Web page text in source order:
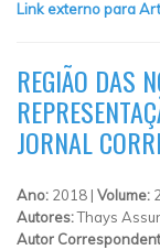
Link externo para
REGIÃO DAS
JORNAL
Ano: 2018 | Volume:
Autores:Thays
Autor